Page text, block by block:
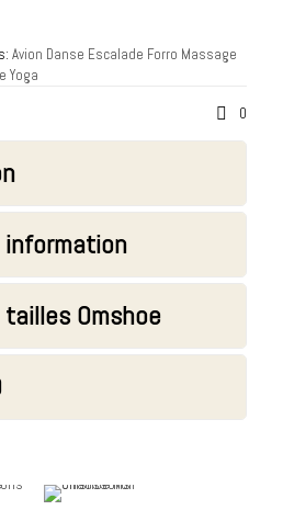
Avion Danse Escalade Forro Massage
Yoga
0
Omshoe